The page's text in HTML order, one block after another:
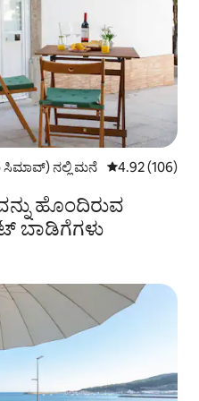
ಸಿಮಾವ್) ನಲ್ಲಿ ಮನೆ 5 ರಲ್ಲಿ 4.92
4.92 (106)
ಹೊಂದಿರುವ
ಬಾಡಿಗೆಗಳು